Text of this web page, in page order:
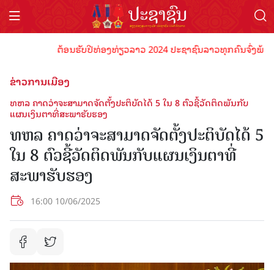
ຕ້ອນຮັບປີທ່ອງທ່ຽວລາວ 2024 ປະຊາຊົນລາວທຸກຄົນຈົ່ງພ້ອມ
ຂ່າວການເມືອງ
ທຫລ ຄາດວ່າຈະສາມາດຈັດຕັ້ງປະຕິບັດໄດ້ 5 ໃນ 8 ຕົວຊີ້ວັດຕິດພັນກັບ
ແຜນເງິນຕາທີ່ສະພາຮັບຮອງ
ທຫລ ຄາດວ່າຈະສາມາດຈັດຕັ້ງປະຕິບັດໄດ້ 5
ໃນ 8 ຕົວຊີ້ວັດຕິດພັນກັບແຜນເງິນຕາທີ່
ສະພາຮັບຮອງ
16:00 10/06/2025